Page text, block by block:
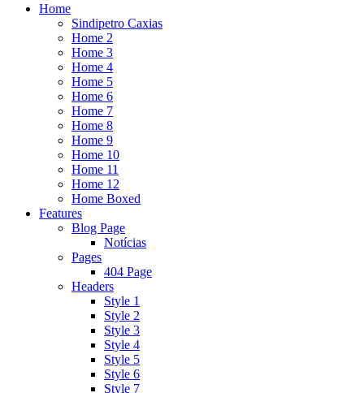
Home
Sindipetro Caxias
Home 2
Home 3
Home 4
Home 5
Home 6
Home 7
Home 8
Home 9
Home 10
Home 11
Home 12
Home Boxed
Features
Blog Page
Notícias
Pages
404 Page
Headers
Style 1
Style 2
Style 3
Style 4
Style 5
Style 6
Style 7